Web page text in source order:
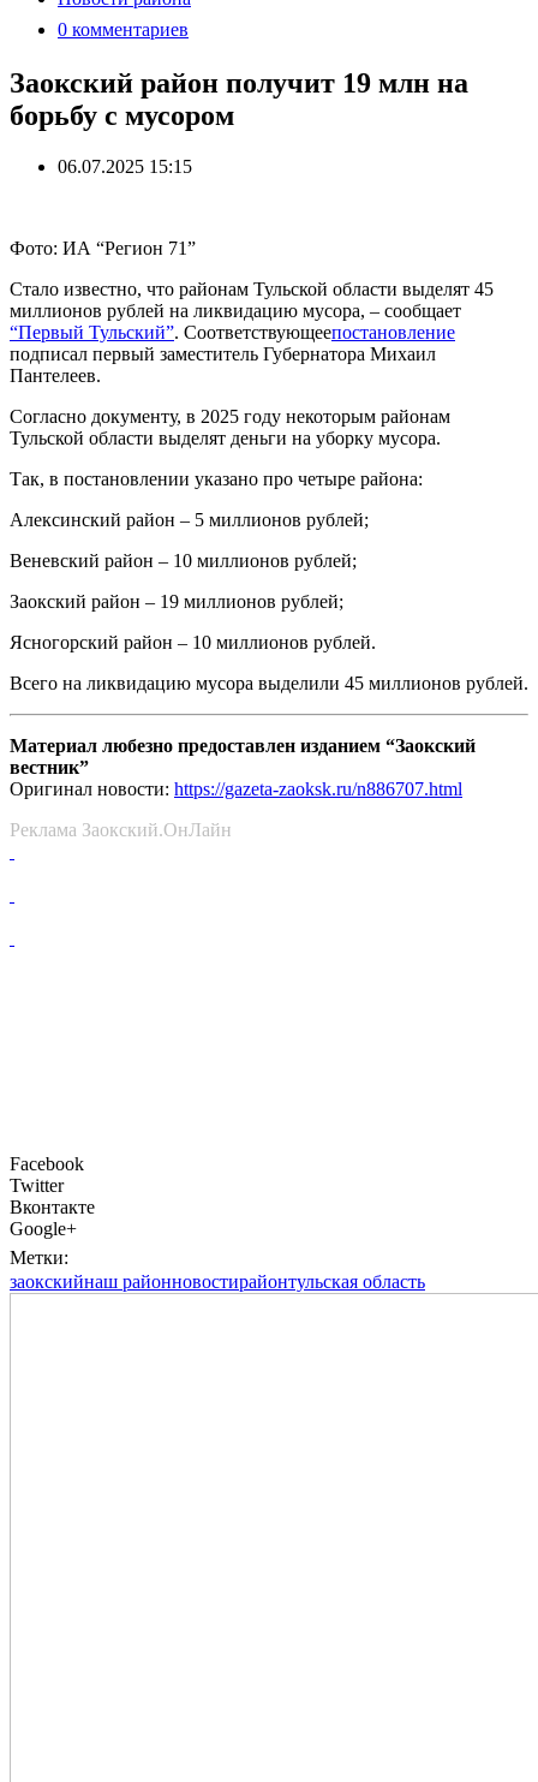
0 комментариев
Заокский район получит 19 млн на
борьбу с мусором
06.07.2025 15:15
Фото: ИА “Регион 71”
Стало известно, что районам Тульской области выделят 45
миллионов рублей на ликвидацию мусора, – сообщает
“Первый Тульский”. Соответствующеепостановление
подписал первый заместитель Губернатора Михаил
Пантелеев.
Согласно документу, в 2025 году некоторым районам
Тульской области выделят деньги на уборку мусора.
Так, в постановлении указано про четыре района:
Алексинский район – 5 миллионов рублей;
Веневский район – 10 миллионов рублей;
Заокский район – 19 миллионов рублей;
Ясногорский район – 10 миллионов рублей.
Всего на ликвидацию мусора выделили 45 миллионов рублей.
Материал любезно предоставлен изданием “Заокский
вестник”
Оригинал новости: https://gazeta-zaoksk.ru/n886707.html
Реклама Заокский.ОнЛайн
Facebook
Twitter
Вконтакте
Google+
Метки:
заокскийнаш районновостирайонтульская область